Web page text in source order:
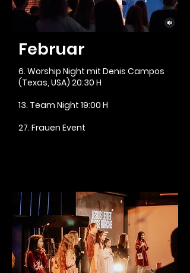
Februar
6. Worship Night mit Denis Campos
(Texas, USA) 20:30 H
13. Team Night 19:00 H
27. Frauen Event